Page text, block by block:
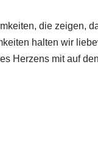
die zeigen,
halten wir
Herzens mit auf